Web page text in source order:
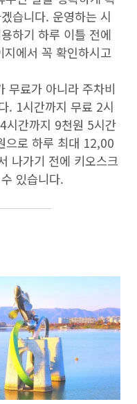
습니다. 운영하는 시
하기 하루 이틀 전에
에서 꼭 확인하시고
무료가 아니라 주차비
. 1시간까지 무료 2시
시간까지 9천원 5시간
으로 하루 최대 12,00
나가기 전에 키오스크
있습니다.